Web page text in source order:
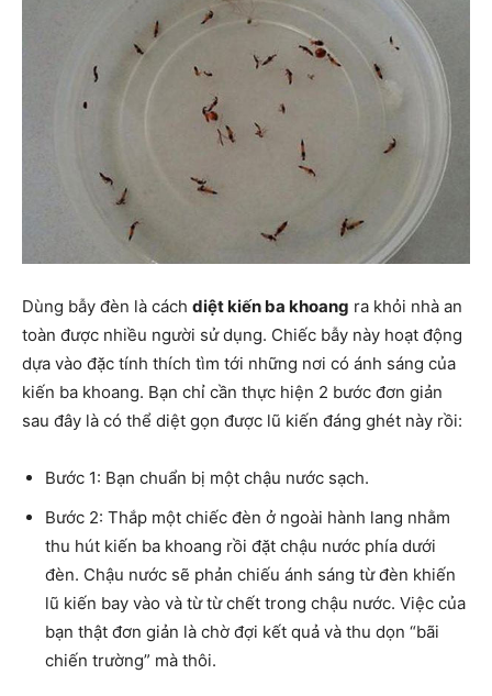
Dùng bẫy đèn là cách diệt kiến ba khoang ra khỏi nhà an
toàn được nhiều người sử dụng. Chiếc bẫy này hoạt động
dựa vào đặc tính thích tìm tới những nơi có ánh sáng của
kiến ba khoang. Bạn chỉ cần thực hiện 2 bước đơn giản
sau đây là có thể diệt gọn được lũ kiến đáng ghét này rồi:
Bước 1: Bạn chuẩn bị một chậu nước sạch.
Bước 2: Thắp một chiếc đèn ở ngoài hành lang nhằm
thu hút kiến ba khoang rồi đặt chậu nước phía dưới
đèn. Chậu nước sẽ phản chiếu ánh sáng từ đèn khiến
lũ kiến bay vào và từ từ chết trong chậu nước. Việc của
bạn thật đơn giản là chờ đợi kết quả và thu dọn “bãi
chiến trường” mà thôi.